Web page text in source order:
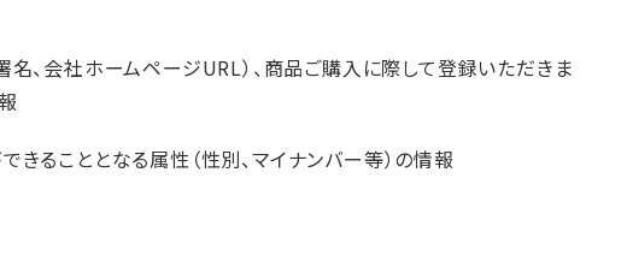
名、会社ホームページURL）、商品ご購入に際して登録いただきま
ることとなる属性（性別、マイナンバー等）の情報